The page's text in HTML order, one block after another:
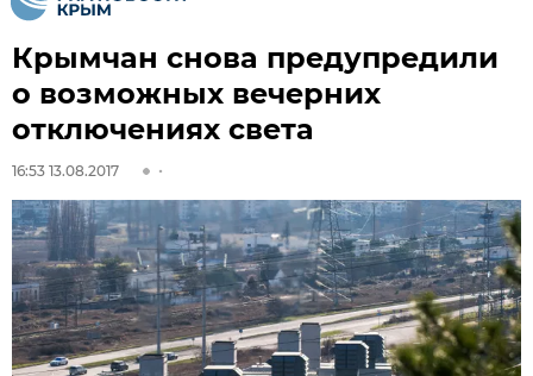
Крымчан снова предупредили
о возможных вечерних
отключениях света
16:53 13.08.2017